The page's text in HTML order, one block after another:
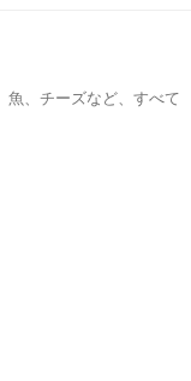
魚、チーズなど、すべて